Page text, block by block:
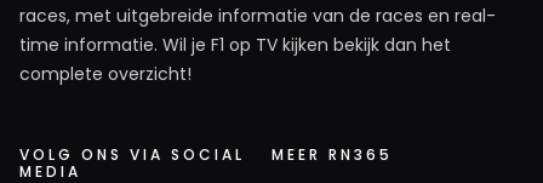
races, met uitgebreide informatie van de races en real-
time informatie. Wil je F1 op TV kijken bekijk dan het
complete overzicht!
VOLG ONS VIA SOCIAL
MEDIA
MEER RN365